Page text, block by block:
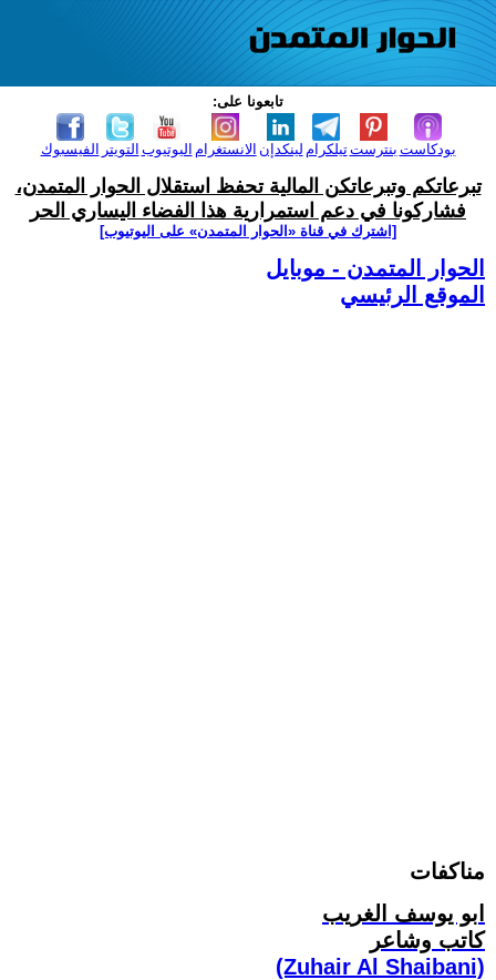
تابعونا على:
الفيسبوك التويتر اليوتيوب الانستغرام لينكدإن تيلكرامبنترست بودكاست
تبرعاتكم وتبرعاتكن المالية تحفظ استقلال الحوار المتمدن،
فشاركونا في دعم استمرارية هذا الفضاء اليساري الحر
[اشترك في قناة ‫«الحوار المتمدن» على اليوتيوب]
الحوار المتمدن - موبايل
الموقع الرئيسي
مناكفات
ابو يوسف الغريب
كاتب وشاعر
(Zuhair Al Shaibani)